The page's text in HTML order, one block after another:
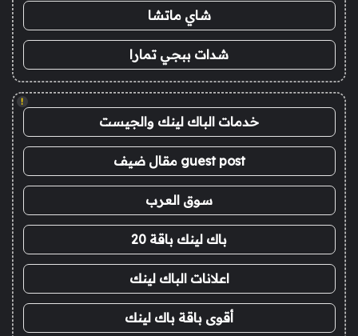
شاي ماتشا
شدات ببجي تمارا
!
خدمات الباك لينك والجيست
guest post مقال ضيف
سوق العرب
باك لينك باقة 20
اعلانات الباك لينك
أقوى باقة باك لينك